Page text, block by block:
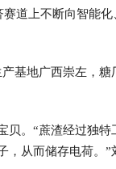
道上不断向智能
基地广西崇左，糖
贝。“蔗渣经过独特
，从而储存电荷。